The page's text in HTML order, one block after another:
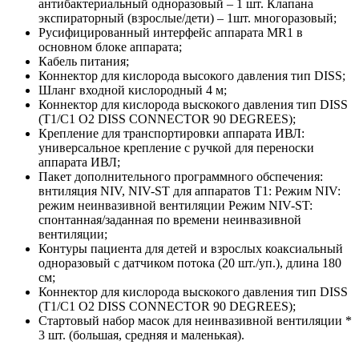
антибактериальный одноразовый – 1 шт. Клапана
экспираторный (взрослые/дети) – 1шт. многоразовый;
Русифицированный интерфейс аппарата MR1 в
основном блоке аппарата;
Кабель питания;
Коннектор для кислорода высокого давления тип DISS;
Шланг входной кислородный 4 м;
Коннектор для кислорода выскокого давления тип DISS
(T1/C1 O2 DISS CONNECTOR 90 DEGREES);
Крепление для транспортировки аппарата ИВЛ:
универсальное крепление с ручкой для переноски
аппарата ИВЛ;
Пакет дополнительного программного обспечения:
внтиляция NIV, NIV-ST для аппаратов Т1: Режим NIV:
режим неинвазивной вентиляции Режим NIV-ST:
спонтанная/заданная по времени неинвазивной
вентиляции;
Контуры пациента для детей и взрослых коаксиальный
одноразовый с датчиком потока (20 шт./уп.), длина 180
см;
Коннектор для кислорода выскокого давления тип DISS
(T1/C1 O2 DISS CONNECTOR 90 DEGREES);
Стартовый набор масок для неинвазивной вентиляции *
3 шт. (большая, средняя и маленькая).